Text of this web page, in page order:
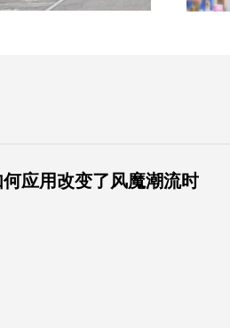
应用改变了风魔潮流时